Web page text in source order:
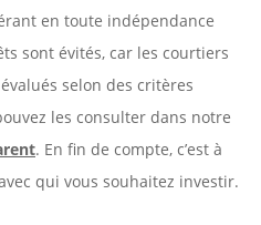
en toute indépendance
sont évités, car les courtiers
selon des critères
les consulter dans notre
. En fin de compte, c’est à
qui vous souhaitez investir.